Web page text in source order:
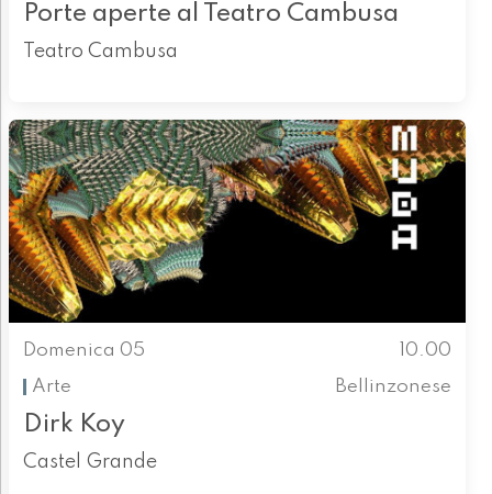
Porte aperte al Teatro Cambusa
Teatro Cambusa
Domenica 05
10.00
Arte
Bellinzonese
Dirk Koy
Castel Grande